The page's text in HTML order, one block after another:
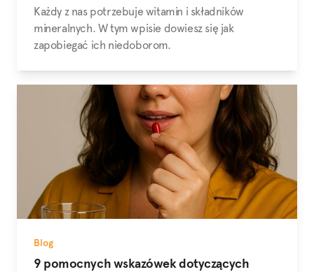
Każdy z nas potrzebuje witamin i składników
mineralnych. W tym wpisie dowiesz się jak
zapobiegać ich niedoborom.
Blog
9 pomocnych wskazówek dotyczących